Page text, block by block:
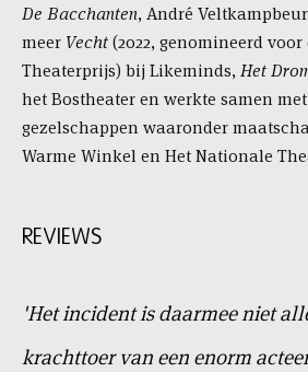
De Bacchanten, André
meer Vecht(2022, genomineerd
Theaterprijs) bij Likeminds,Het
het Bostheater en werkte samen
gezelschappen waaronder
Warme Winkel en Het Nationale
REVIEWS
'Het incident is daarmee niet
krachttoer van een enorm